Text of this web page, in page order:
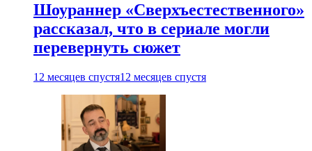
Шоураннер «Сверхъестественного»
рассказал, что в сериале могли
перевернуть сюжет
12 месяцев спустя12 месяцев спустя